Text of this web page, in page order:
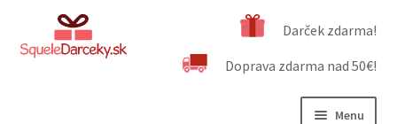
Preskočiť
na
Preskočiť
na
Darček zdarma!
Doprava zdarma nad 50€!
Menu